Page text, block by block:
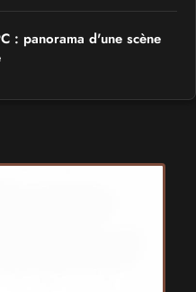
: panorama d'une scène